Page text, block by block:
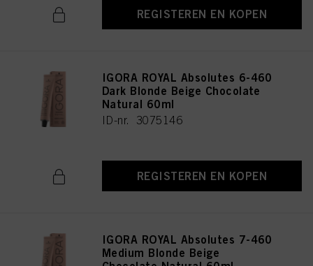
REGISTEREN EN KOPEN
IGORA ROYAL Absolutes 6-460
Dark Blonde Beige Chocolate
Natural 60ml
ID-nr. 3075146
REGISTEREN EN KOPEN
IGORA ROYAL Absolutes 7-460
Medium Blonde Beige